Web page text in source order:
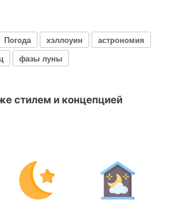
Погода хэллоуин
астрономия
фазы луны
стилем и концепцией